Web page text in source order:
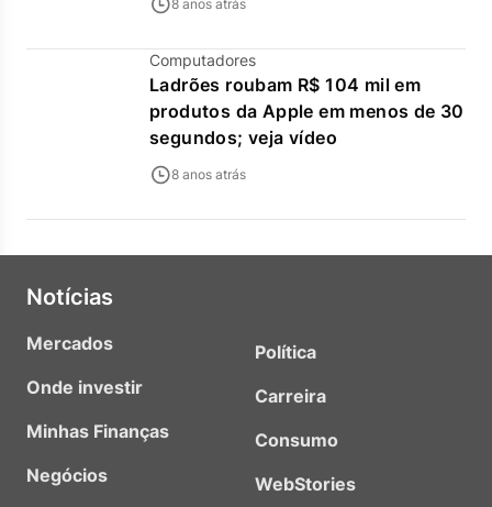
8 anos atrás
Computadores
Ladrões roubam R$ 104 mil em
produtos da Apple em menos de 30
segundos; veja vídeo
8 anos atrás
Notícias
Mercados
Onde investir
Minhas Finanças
Negócios
Política
Carreira
Consumo
WebStories